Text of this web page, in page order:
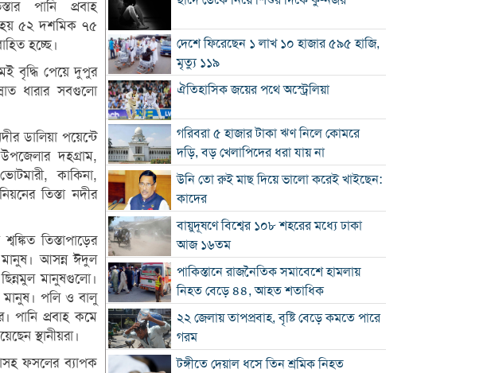
পানি প্রবাহ
হয় ৫২ দশমিক ৭৫
হচ্ছে।
বৃদ্ধি পেয়ে দুপুর
ধারার সবগুলো
ডালিয়া পয়েন্টে
দহগ্রাম,
কাকিনা,
তিস্তা নদীর
তিস্তাপাড়ের
মানুষ। আসন্ন ঈদুল
মানুষগুলো।
মানুষ। পলি ও বালু
পানি প্রবাহ কমে
স্থানীয়রা।
ফসলের ব্যাপক
দেশে ফিরেছেন ১ লাখ ১০ হাজার ৫৯৫ হাজি,
মৃত্যু ১১৯
ঐতিহাসিক জয়ের পথে অস্ট্রেলিয়া
গরিবরা ৫ হাজার টাকা ঋণ নিলে কোমরে
দড়ি, বড় খেলাপিদের ধরা যায় না
উনি তো রুই মাছ দিয়ে ভালো করেই খাইছেন:
কাদের
বায়ুদূষণে বিশ্বের ১০৮ শহরের মধ্যে ঢাকা
আজ ১৬তম
পাকিস্তানে রাজনৈতিক সমাবেশে হামলায়
নিহত বেড়ে ৪৪, আহত শতাধিক
২২ জেলায় তাপপ্রবাহ, বৃষ্টি বেড়ে কমতে পারে
গরম
টঙ্গীতে দেয়াল ধসে তিন শ্রমিক নিহত